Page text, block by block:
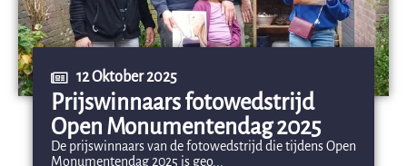
12 Oktober 2025
Prijswinnaars fotowedstrijd
Open Monumentendag 2025
De prijswinnaars van de fotowedstrijd die tijdens Open
Monumentendag 2025 is geo...